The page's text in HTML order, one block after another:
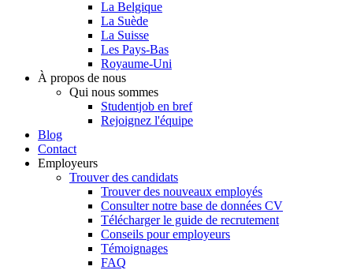
La Belgique
La Suède
La Suisse
Les Pays-Bas
Royaume-Uni
À propos de nous
Qui nous sommes
Studentjob en bref
Rejoignez l'équipe
Blog
Contact
Employeurs
Trouver des candidats
Trouver des nouveaux employés
Consulter notre base de données CV
Télécharger le guide de recrutement
Conseils pour employeurs
Témoignages
FAQ